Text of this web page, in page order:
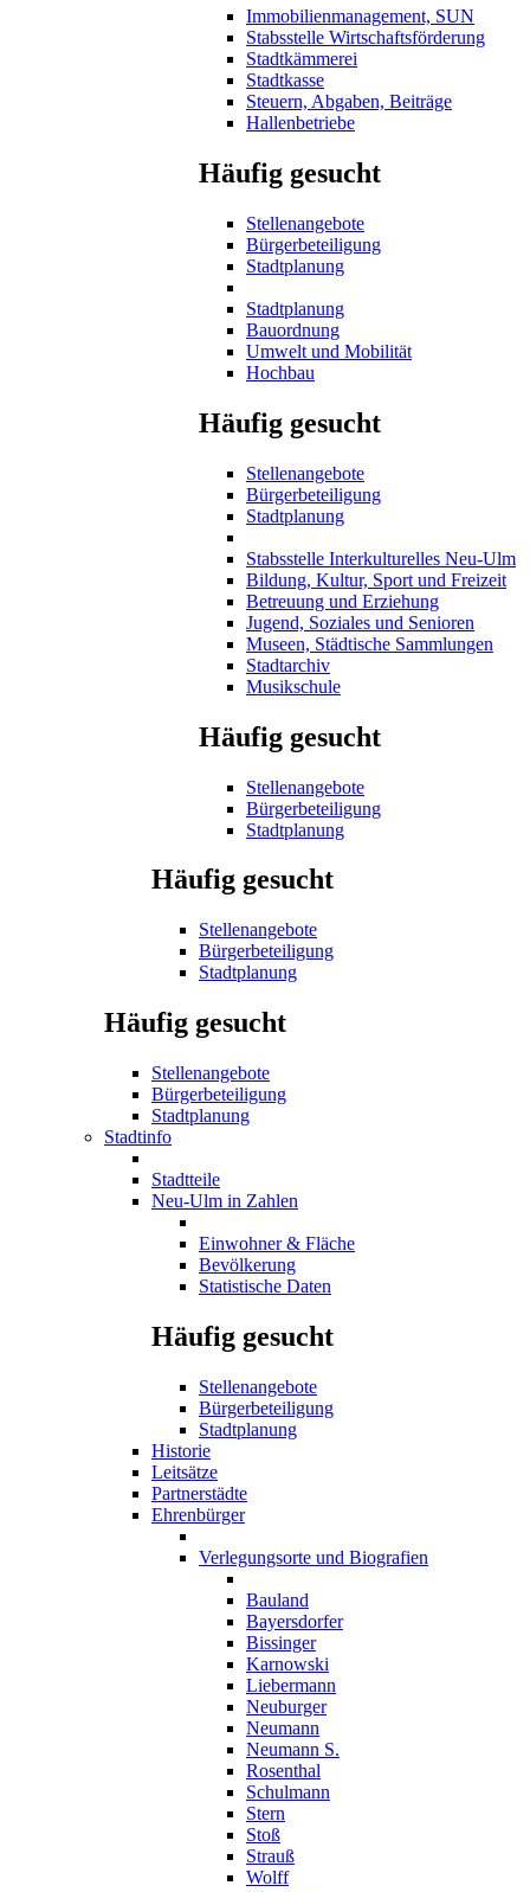
Immobilienmanagement, SUN
Stabsstelle Wirtschaftsförderung
Stadtkämmerei
Stadtkasse
Steuern, Abgaben, Beiträge
Hallenbetriebe
Häufig gesucht
Stellenangebote
Bürgerbeteiligung
Stadtplanung
Stadtplanung
Bauordnung
Umwelt und Mobilität
Hochbau
Häufig gesucht
Stellenangebote
Bürgerbeteiligung
Stadtplanung
Stabsstelle Interkulturelles Neu-Ulm
Bildung, Kultur, Sport und Freizeit
Betreuung und Erziehung
Jugend, Soziales und Senioren
Museen, Städtische Sammlungen
Stadtarchiv
Musikschule
Häufig gesucht
Stellenangebote
Bürgerbeteiligung
Stadtplanung
Häufig gesucht
Stellenangebote
Bürgerbeteiligung
Stadtplanung
Häufig gesucht
Stellenangebote
Bürgerbeteiligung
Stadtplanung
Stadtinfo
Stadtteile
Neu-Ulm in Zahlen
Einwohner & Fläche
Bevölkerung
Statistische Daten
Häufig gesucht
Stellenangebote
Bürgerbeteiligung
Stadtplanung
Historie
Leitsätze
Partnerstädte
Ehrenbürger
Verlegungsorte und Biografien
Bauland
Bayersdorfer
Bissinger
Karnowski
Liebermann
Neuburger
Neumann
Neumann S.
Rosenthal
Schulmann
Stern
Stoß
Strauß
Wolff